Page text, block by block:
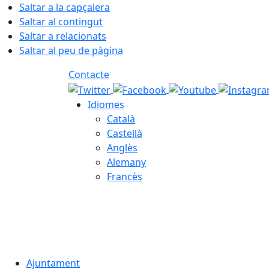
Saltar a la capçalera
Saltar al contingut
Saltar a relacionats
Saltar al peu de pàgina
Contacte
Idiomes
Català
Castellà
Anglès
Alemany
Francès
Ajuntament